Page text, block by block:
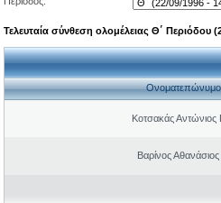
Τελευταία σύνθεση ολομέλειας Θ΄ Περιόδου
Ονοματεπώνυμο
Κοτσακάς Αντώνιος
Βαρίνος